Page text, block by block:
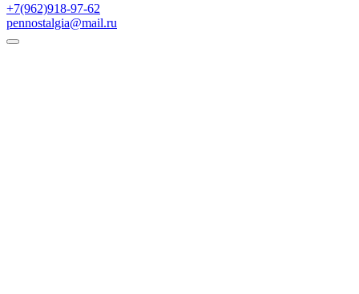
+7(962)918-97-62
pennostalgia@mail.ru